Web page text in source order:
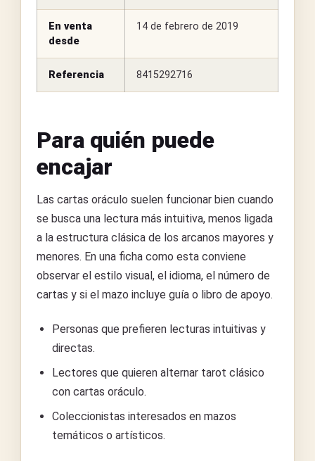
En venta
desde
14 de febrero de 2019
Referencia 8415292716
Para quién puede
encajar
Las cartas oráculo suelen funcionar bien cuando
se busca una lectura más intuitiva, menos ligada
a la estructura clásica de los arcanos mayores y
menores. En una ficha como esta conviene
observar el estilo visual, el idioma, el número de
cartas y si el mazo incluye guía o libro de apoyo.
Personas que prefieren lecturas intuitivas y
directas.
Lectores que quieren alternar tarot clásico
con cartas oráculo.
Coleccionistas interesados en mazos
temáticos o artísticos.